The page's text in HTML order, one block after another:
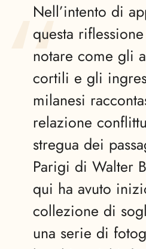
Nell’intento di
questa
notare come gli
cortili e gli
milanesi
relazione
stregua dei
Parigi di Walter
qui ha avuto
collezione di
una serie di